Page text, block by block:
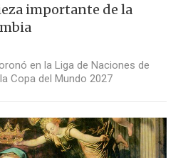
importante de la
en la Liga de Naciones de
Copa del Mundo 2027